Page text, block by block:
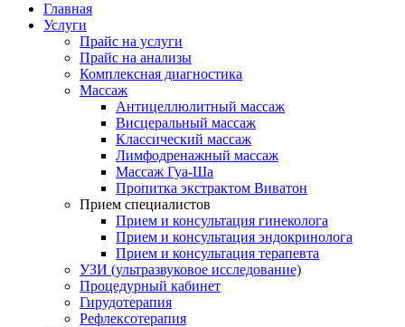
жизнь"Главная
Услуги
Прайс на услуги
Прайс на анализы
Комплексная диагностика
Массаж
Антицеллюлитный массаж
Висцеральный массаж
Классический массаж
Лимфодренажный массаж
Массаж Гуа-Ша
Пропитка экстрактом Виватон
Прием специалистов
Прием и консультация гинеколога
Прием и консультация эндокринолога
Прием и консультация терапевта
УЗИ (ультразвуковое исследование)
Процедурный кабинет
Гирудотерапия
Рефлексотерапия